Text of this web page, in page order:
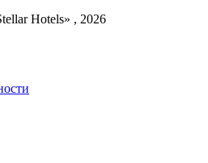
Hotels» , 2026